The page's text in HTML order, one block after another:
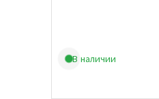
В наличии